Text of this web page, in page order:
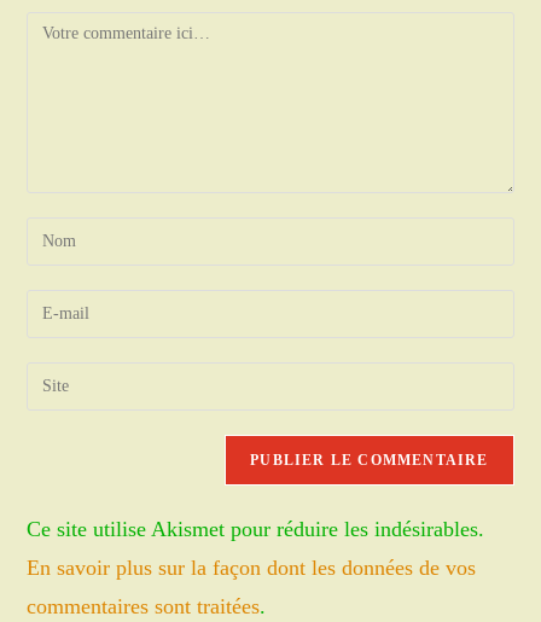
Comment
Enter
Enter
address
Saisir
(facultatif)
Ce site utilise Akismet pour réduire les indésirables.
En savoir plus sur la façon dont les données de vos
commentaires sont traitées.